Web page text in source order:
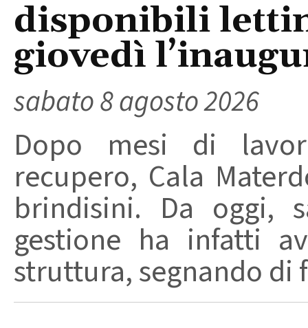
disponibili
giovedì
sabato 8 agosto 2026
Dopo mesi di
recupero, Cala
brindisini. Da oggi,
gestione ha infatti
struttura, segnando di